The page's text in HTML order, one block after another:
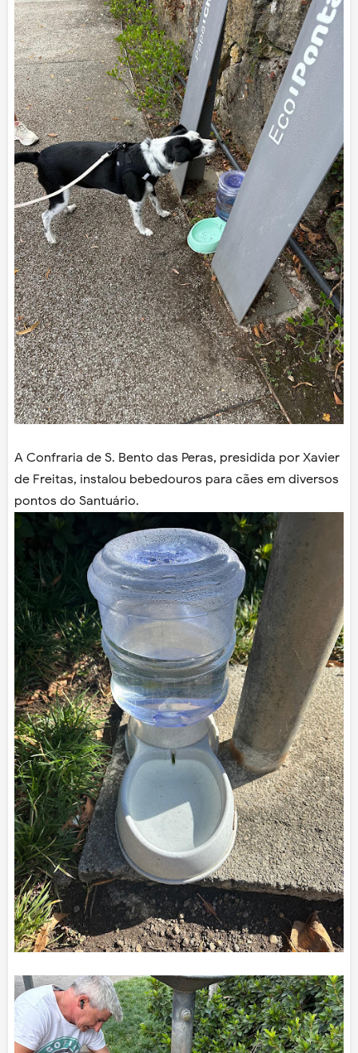
A Confraria de S. Bento das Peras, presidida por Xavier
de Freitas, instalou bebedouros para cães em diversos
pontos do Santuário.